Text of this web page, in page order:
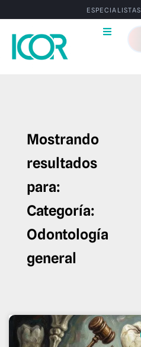
ESPECIALISTAS
Mostrando
resultados
para:
Categoría:
Odontología
general